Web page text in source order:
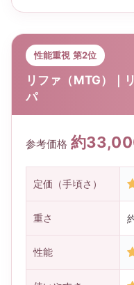
性能重視 第2位
リファ（MTG）｜
パ
参考価格 約
定価（手頃さ）
重さ
性能